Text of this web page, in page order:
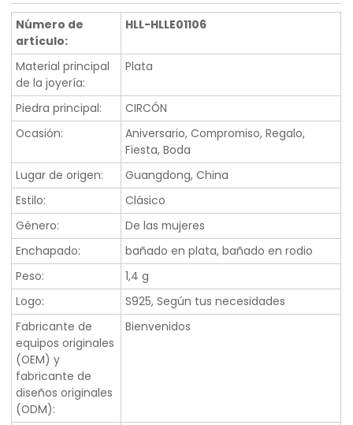
Número de
artículo:
HLL-HLLE01106
Material principal
de la joyería:
Plata
Piedra principal:
CIRCÓN
Ocasión:
Aniversario, Compromiso, Regalo,
Fiesta, Boda
Lugar de origen:
Guangdong, China
Estilo:
Clásico
Género:
De las mujeres
Enchapado:
bañado en plata, bañado en rodio
Peso:
1,4 g
Logo:
S925, Según tus necesidades
Fabricante de
equipos originales
(OEM) y
fabricante de
diseños originales
(ODM):
Bienvenidos